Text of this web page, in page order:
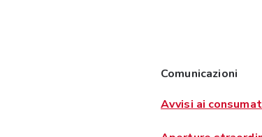
Comunicazioni
Avvisi ai